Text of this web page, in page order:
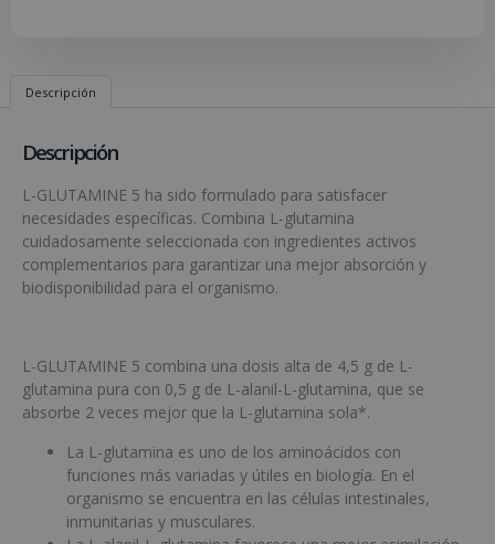
Descripción
Descripción
L-GLUTAMINE 5 ha sido formulado para satisfacer
necesidades específicas. Combina L-glutamina
cuidadosamente seleccionada con ingredientes activos
complementarios para garantizar una mejor absorción y
biodisponibilidad para el organismo.
L-GLUTAMINE 5 combina una dosis alta de 4,5 g de L-
glutamina pura con 0,5 g de L-alanil-L-glutamina, que se
absorbe 2 veces mejor que la L-glutamina sola*.
La L-glutamina es uno de los aminoácidos con
funciones más variadas y útiles en biología. En el
organismo se encuentra en las células intestinales,
inmunitarias y musculares.